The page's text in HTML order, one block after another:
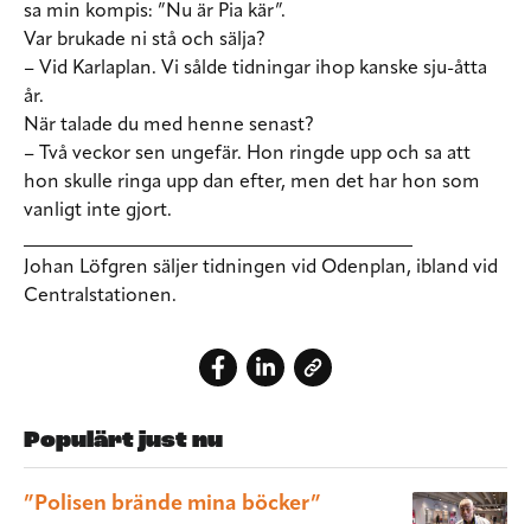
sa min kompis: ”Nu är Pia kär”.
Var brukade ni stå och sälja?
– Vid Karlaplan. Vi sålde tidningar ihop kanske sju-åtta
år.
När talade du med henne senast?
– Två veckor sen ungefär. Hon ringde upp och sa att
hon skulle ringa upp dan efter, men det har hon som
vanligt inte gjort.
Johan Löfgren säljer tidningen vid Odenplan, ibland vid
Centralstationen.
Populärt just nu
”Polisen brände mina böcker”